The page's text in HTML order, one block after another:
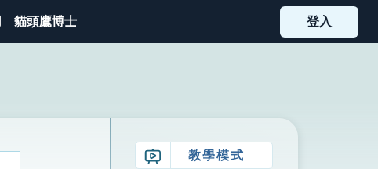
貓頭鷹博士 登入
教學模式